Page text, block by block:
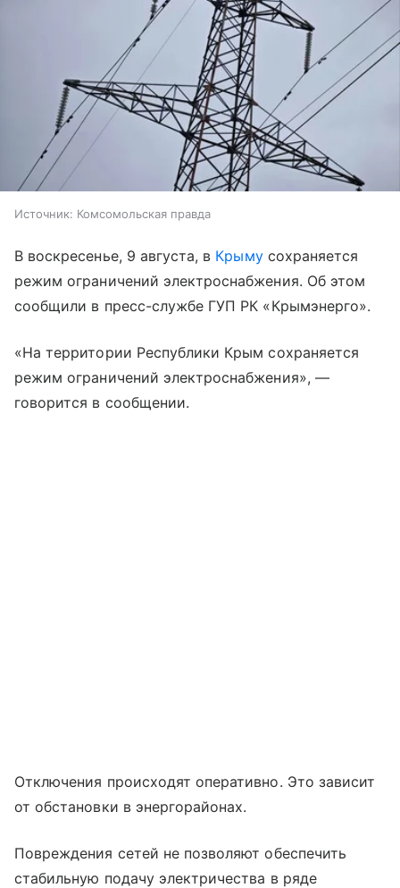
Источник: Комсомольская правда
В воскресенье, 9 августа, в Крымусохраняется
режим ограничений электроснабжения. Об этом
сообщили в пресс-службе ГУП РК «Крымэнерго».
«На территории Республики Крым сохраняется
режим ограничений электроснабжения», —
говорится в сообщении.
Отключения происходят оперативно. Это зависит
от обстановки в энергорайонах.
Повреждения сетей не позволяют обеспечить
стабильную подачу электричества в ряде